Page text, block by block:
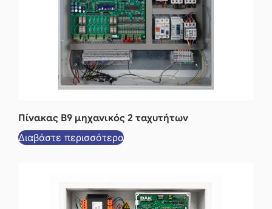
Πίνακας Β9 μηχανικός 2 ταχυτήτων
Διαβάστε περισσότερα